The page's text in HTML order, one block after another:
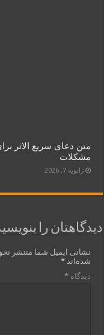
متن دعای سریع الاثر
مشکلات
ژانویه 7, 2026
دیدگاهتان را
نشانی ایمیل شما منتشر
شده‌اند*
دیدگاه*